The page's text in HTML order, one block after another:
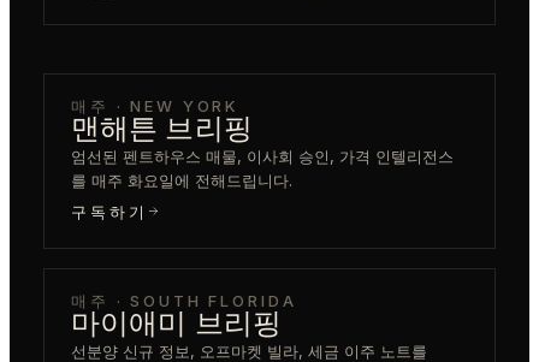
매주 · NEW YORK
맨해튼 브리핑
엄선된 펜트하우스 매물, 이사회 승인, 가격 인텔리전스
를 매주 화요일에 전해드립니다.
구독하기
매주 · SOUTH FLORIDA
마이애미 브리핑
선분양 신규 정보, 오프마켓 빌라, 세금 이주 노트를